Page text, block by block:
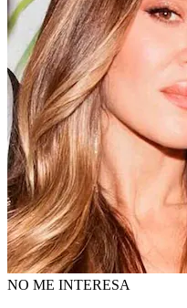
NO ME INTERESA